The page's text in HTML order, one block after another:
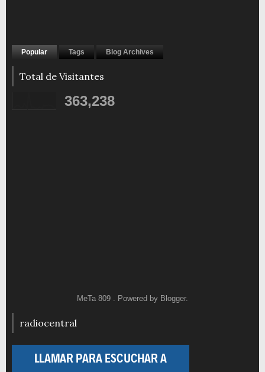
Popular Tags Blog Archives
Total de Visitantes
363,238
MeTa 809 . Powered by Blogger.
radiocentral